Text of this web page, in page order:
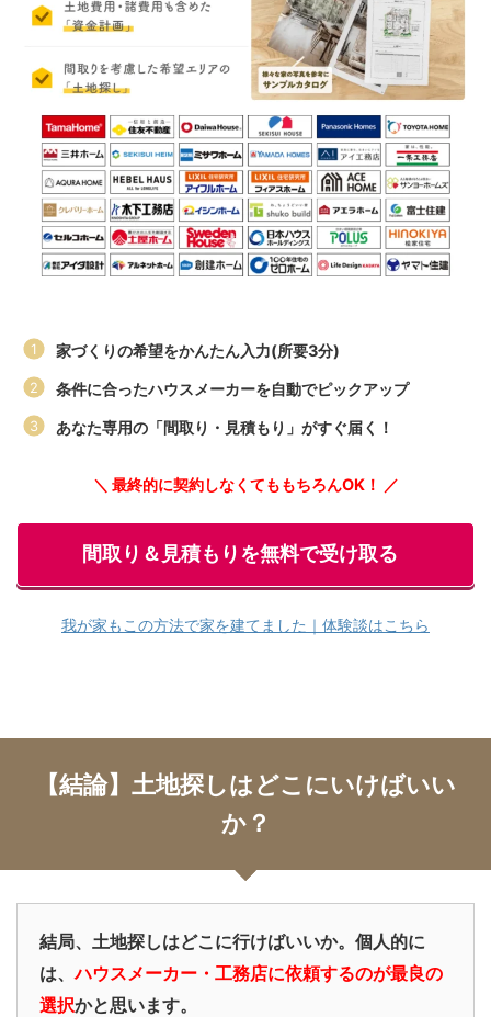
家づくりの希望をかんたん入力(所要3分)
条件に合ったハウスメーカーを自動でピックアップ
あなた専用の「間取り・見積もり」がすぐ届く！
＼ 最終的に契約しなくてももちろんOK！ ／
間取り＆見積もりを無料で受け取る
我が家もこの方法で家を建てました｜体験談はこちら
【結論】土地探しはどこにいけばいい
か？
結局、土地探しはどこに行けばいいか。個人的に
は、ハウスメーカー・工務店に依頼するのが最良の
選択かと思います。